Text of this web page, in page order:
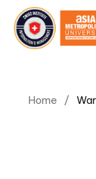
the
content
Home